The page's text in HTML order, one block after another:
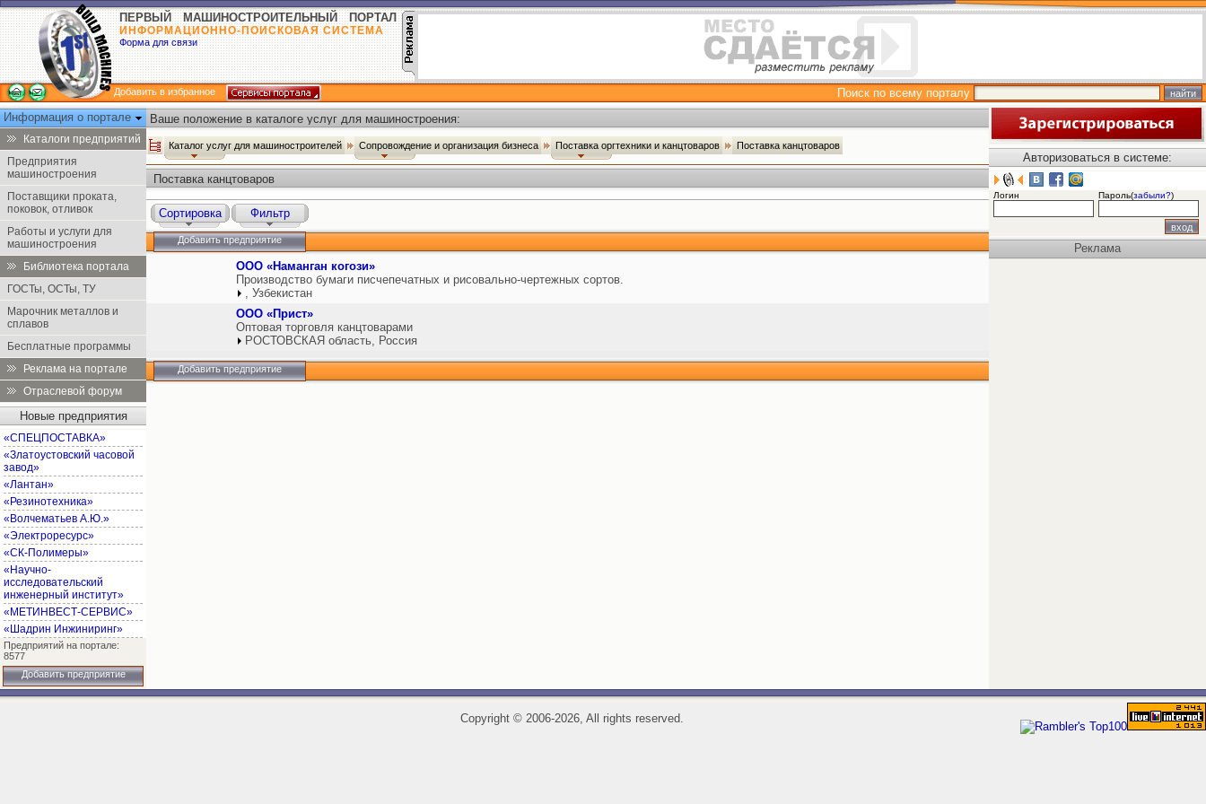
ПЕРВЫЙ МАШИНОСТРОИТЕЛЬНЫЙ ПОРТАЛ
ИНФОРМАЦИОННО-ПОИСКОВАЯ СИСТЕМА
Форма для связи
Добавить в избранное
Поиск по всему порталу
Информация о портале
Каталоги предприятий
Предприятия
машиностроения
Поставщики проката,
поковок, отливок
Работы и услуги для
машиностроения
Библиотека портала
ГОСТы, ОСТы, ТУ
Марочник металлов и
сплавов
Бесплатные программы
Реклама на портале
Отраслевой форум
Новые предприятия
«СПЕЦПОСТАВКА»
«Златоустовский часовой
завод»
«Лантан»
«Резинотехника»
«Волчематьев А.Ю.»
«Электроресурс»
«СК-Полимеры»
«Научно-
исследовательский
инженерный институт»
«МЕТИНВЕСТ-СЕРВИС»
«Шадрин Инжиниринг»
Предприятий на портале:
8577
Добавить предприятие
Ваше положение в каталоге услуг для машиностроения:
Каталог услуг для машиностроителей Сопровождение и организация бизнеса Поставка оргтехники и канцтоваров Поставка канцтоваров
Поставка канцтоваров
Сортировка Фильтр
Добавить предприятие
ООО «Наманган когози»
Производство бумаги писчепечатных и рисовально-чертежных сортов.
, Узбекистан
ООО «Прист»
Оптовая торговля канцтоварами
РОСТОВСКАЯ область, Россия
Добавить предприятие
Авторизоваться в системе:
Логин Пароль(забыли?)
Реклама
Copyright ©2006-2026, All rights reserved.